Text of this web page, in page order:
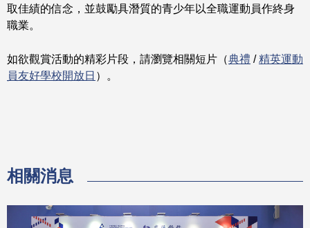
取佳績的信念，並鼓勵具潛質的青少年以全職運動員作終身
職業。
如欲觀賞活動的精彩片段，請瀏覽相關短片（典禮 /精英運動
員友好學校開放日 ）。
相關消息